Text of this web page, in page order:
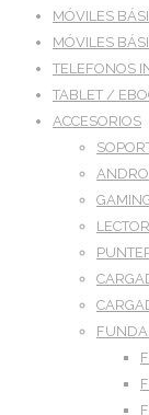
MÓVILES
MÓVILES
TELEFONOS
TABLET /
ACCESORIOS